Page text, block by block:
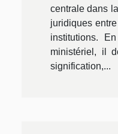
centrale dans
juridiques
institutions.
ministériel, il
signification,...